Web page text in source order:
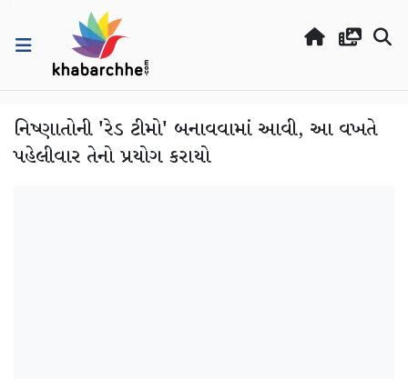
નિષ્ણાતોની 'રેડ ટીમો' બનાવવામાં આવી, આ વખતે
પહેલીવાર તેનો પ્રયોગ કરાયો